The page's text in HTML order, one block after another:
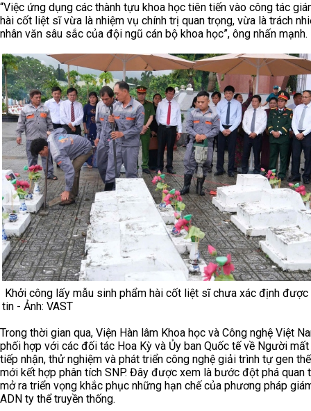
“Việc ứng dụng các thành tựu khoa học tiên tiến vào công tác
hài cốt liệt sĩ vừa là nhiệm vụ chính trị quan trọng, vừa là trách
nhân văn sâu sắc của đội ngũ cán bộ khoa học”, ông nhấn mạnh.
Khởi công lấy mẫu sinh phẩm hài cốt liệt sĩ chưa xác định được
tin - Ảnh: VAST
Trong thời gian qua, Viện Hàn lâm Khoa học và Công nghệ Việt
phối hợp với các đối tác Hoa Kỳ và Ủy ban Quốc tế về Người
tiếp nhận, thử nghiệm và phát triển công nghệ giải trình tự gen
mới kết hợp phân tích SNP. Đây được xem là bước đột phá quan
mở ra triển vọng khắc phục những hạn chế của phương pháp
ADN ty thể truyền thống.